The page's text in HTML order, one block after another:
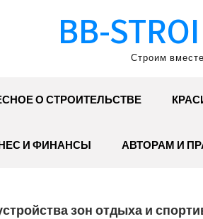
BB-
Строим вместе
О СТРОИТЕЛЬСТВЕ
И ФИНАНСЫ АВТОРАМ И
зон отдыха и